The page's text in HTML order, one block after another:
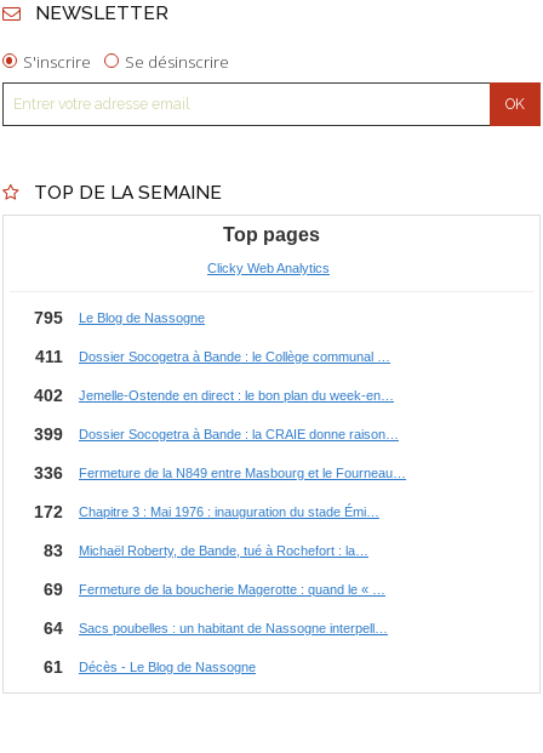
NEWSLETTER
S'inscrire Se désinscrire
TOP DE LA SEMAINE